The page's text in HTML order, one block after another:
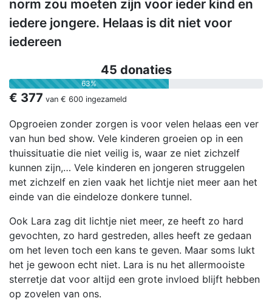
norm zou moeten zijn voor ieder kind en
iedere jongere. Helaas is dit niet voor
iedereen
45 donaties
63%
€ 377 van € 600 ingezameld
Opgroeien zonder zorgen is voor velen helaas een ver
van hun bed show. Vele kinderen groeien op in een
thuissituatie die niet veilig is, waar ze niet zichzelf
kunnen zijn,… Vele kinderen en jongeren struggelen
met zichzelf en zien vaak het lichtje niet meer aan het
einde van die eindeloze donkere tunnel.
Ook Lara zag dit lichtje niet meer, ze heeft zo hard
gevochten, zo hard gestreden, alles heeft ze gedaan
om het leven toch een kans te geven. Maar soms lukt
het je gewoon echt niet. Lara is nu het allermooiste
sterretje dat voor altijd een grote invloed blijft hebben
op zovelen van ons.